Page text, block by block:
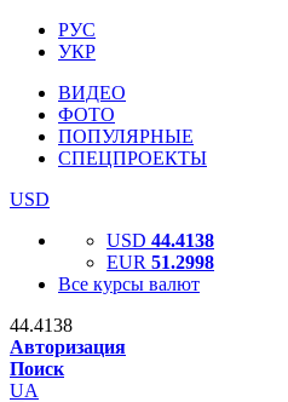
РУС
УКР
ВИДЕО
ФОТО
ПОПУЛЯРНЫЕ
СПЕЦПРОЕКТЫ
USD
USD 44.4138
EUR 51.2998
Все курсы валют
44.4138
Авторизация
Поиск
UA